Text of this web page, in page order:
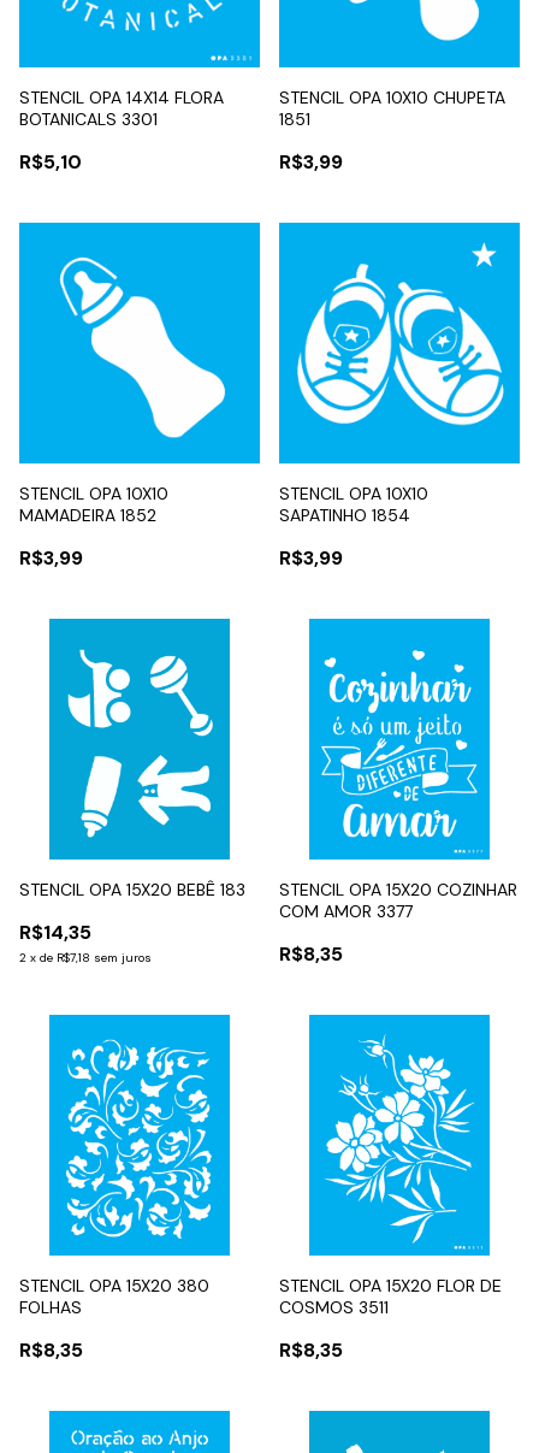
STENCIL OPA 14X14 FLORA
BOTANICALS 3301
R$5,10
STENCIL OPA 10X10 CHUPETA
1851
R$3,99
STENCIL OPA 10X10
MAMADEIRA 1852
R$3,99
STENCIL OPA 10X10
SAPATINHO 1854
R$3,99
STENCIL OPA 15X20 BEBÊ 183
R$14,35
2 x de R$7,18 sem juros
STENCIL OPA 15X20 COZINHAR
COM AMOR 3377
R$8,35
STENCIL OPA 15X20 380
FOLHAS
R$8,35
STENCIL OPA 15X20 FLOR DE
COSMOS 3511
R$8,35